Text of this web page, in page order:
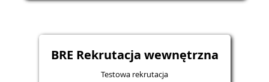
BRE Rekrutacja wewnętrzna
Testowa rekrutacja